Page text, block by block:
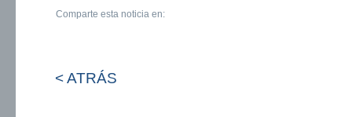
Comparte esta noticia en:
< ATRÁS